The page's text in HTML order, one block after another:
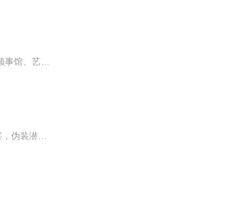
不一样的谍战小说，相同的爱国情怀，‘亘古皓月’将带给您不凡的听觉盛宴 …… 日寇、特务、特高课、领事馆、艺妓、密电码；军统、中统、地下党人、领袖、军委会、特务处；商人、政客、掮客、大亨、流氓、土匪、妓女、交际花，在这部作品中从不缺...
民国乱世，山河昏暗，看不见硝烟的谍战战场杀机四伏。国民党军统特务布下天罗地网，渗透全城军政要害，伪装潜伏、窃密卧底、定点暗杀，手段阴狠诡谲。无数进步人员惨遭围捕肃清，街头巷尾处处是眼线、陷阱与暗枪，白色恐怖笼罩整座孤城，每一次呼吸都裹挟...